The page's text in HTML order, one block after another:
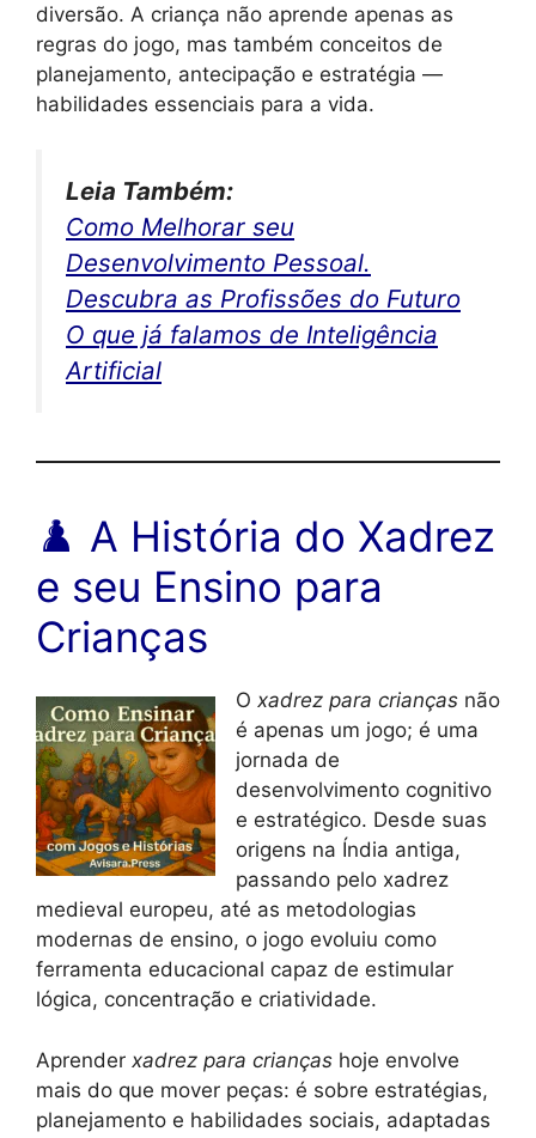
diversão. A criança não aprende apenas as
regras do jogo, mas também conceitos de
planejamento, antecipação e estratégia —
habilidades essenciais para a vida.
Leia Também:
Como Melhorar seu
Desenvolvimento Pessoal.
Descubra as Profissões do Futuro
O que já falamos de Inteligência
Artificial
♟️ A História do Xadrez
e seu Ensino para
Crianças
O xadrez para crianças não
é apenas um jogo; é uma
jornada de
desenvolvimento cognitivo
e estratégico. Desde suas
origens na Índia antiga,
passando pelo xadrez
medieval europeu, até as metodologias
modernas de ensino, o jogo evoluiu como
ferramenta educacional capaz de estimular
lógica, concentração e criatividade.
Aprender xadrez para crianças hoje envolve
mais do que mover peças: é sobre estratégias,
planejamento e habilidades sociais, adaptadas